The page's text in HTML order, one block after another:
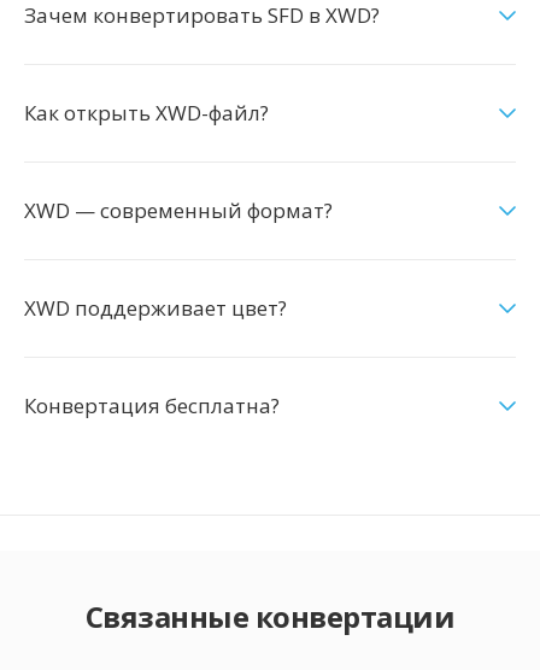
Зачем конвертировать SFD в XWD?
Как открыть XWD-файл?
XWD — современный формат?
XWD поддерживает цвет?
Конвертация бесплатна?
Связанные конвертации